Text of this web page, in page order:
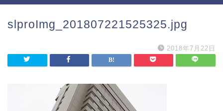
slproImg_201807221525325.jpg
2018年7月22日